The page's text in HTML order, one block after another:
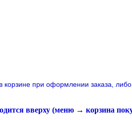
корзине при оформлении заказа,
вверху (меню → корзина